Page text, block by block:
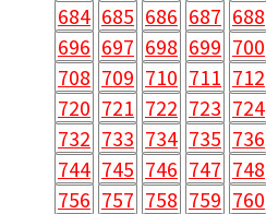
684 685 686 687 688
696 697 698 699 700
708 709 710 711 712
720 721 722 723 724
732 733 734 735 736
744 745 746 747 748
756 757 758 759 760